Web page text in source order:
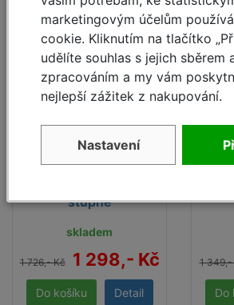
stupně
skladem
1 726,- Kč 1 298,- Kč
Detail
- 25
1 349,-
marketingovým účelům
cookie. Kliknutím na tlačítko
udělíte souhlas s jejich sběrem
zpracováním a my vám
nejlepší zážitek z nakupování.
Nastavení